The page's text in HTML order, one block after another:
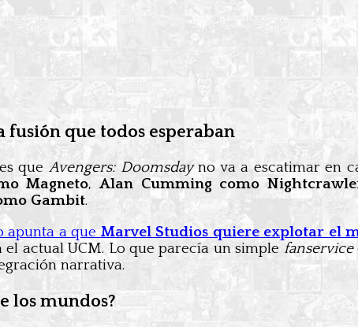
fusión que todos esperaban
queAvengers: Doomsdayno va a escatimar en
Magneto,Alan Cumming como
Gambit.
apunta a queMarvel Studios quiere explotar el
actual UCM. Lo que parecía un simple fanservice
narrativa.
los mundos?